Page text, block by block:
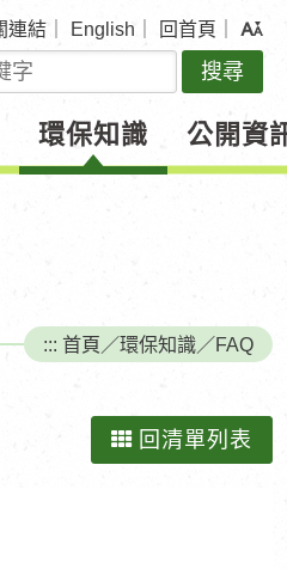
連結 English 回首頁
環保知識 公開資
::: 首頁 ／環保知識／FAQ
回清單列表